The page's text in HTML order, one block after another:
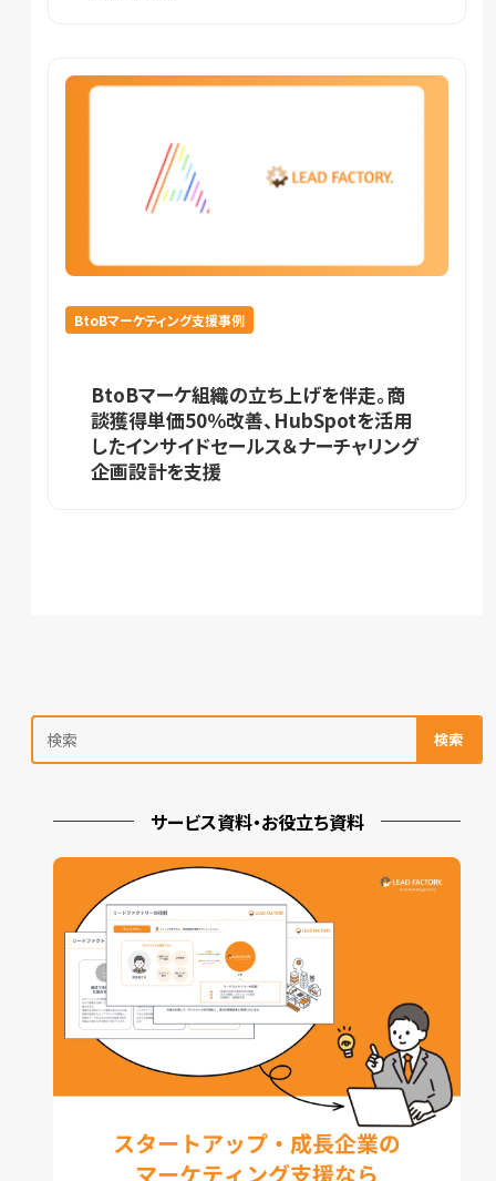
BtoBマーケティング支援事例
BtoBマーケ組織の立ち上げを伴走。商
談獲得単価50％改善、HubSpotを活用
したインサイドセールス＆ナーチャリング
企画設計を支援
検索
サービス資料・お役立ち資料